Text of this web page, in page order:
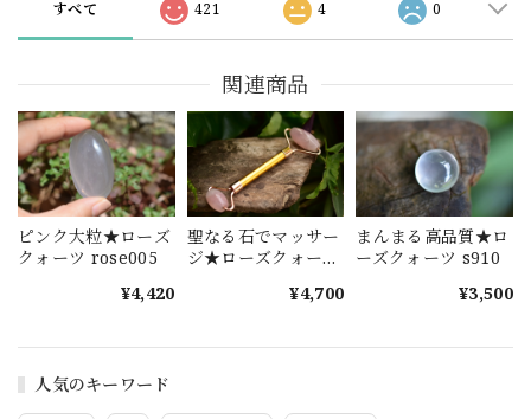
人気のキーワード
すべて 421 4 0
関連商品
ピンク大粒★ローズ
クォーツ rose005
¥4,420
聖なる石でマッサー
ジ★ローズクォーツ
¥4,700
まんまる高品質★ロ
ーズクォーツ s910
¥3,500